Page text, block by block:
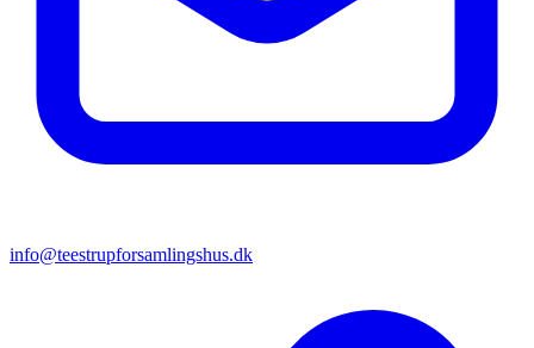
info@teestrupforsamlingshus.dk